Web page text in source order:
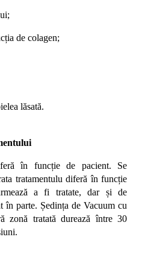
de colagen;
lăsată.
în funcție de pacient. Se
tratamentulu diferă în funcție
a fi tratate, dar și de
în parte. Ședința de Vacuum cu
zonă tratată durează între 30